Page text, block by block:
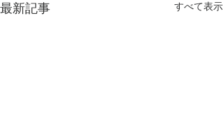
最新記事 すべて表示